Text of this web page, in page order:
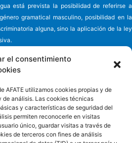
el consentimiento
AFATE utilizamos cookies propias y de
análisis. Las cookies técnicas
y características de seguridad del
permiten reconocerle en visitas
único, guardar visitas a través de
de terceros con fines de análisis
está prevista la posibilidad de referirse a
gramatical masculino, posibilidad en la
alguna, sino la aplicación de la ley
cuidadores de enfermosde Alzheimer y
de Tenerife - AFATE
y González, nº 6
Cruz de Tenerife - España
922 660 881